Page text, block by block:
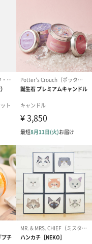
ポップ
コーラ味)
今治タオルケ
ンドタオル・
タオル）（
届け可能日が通常より